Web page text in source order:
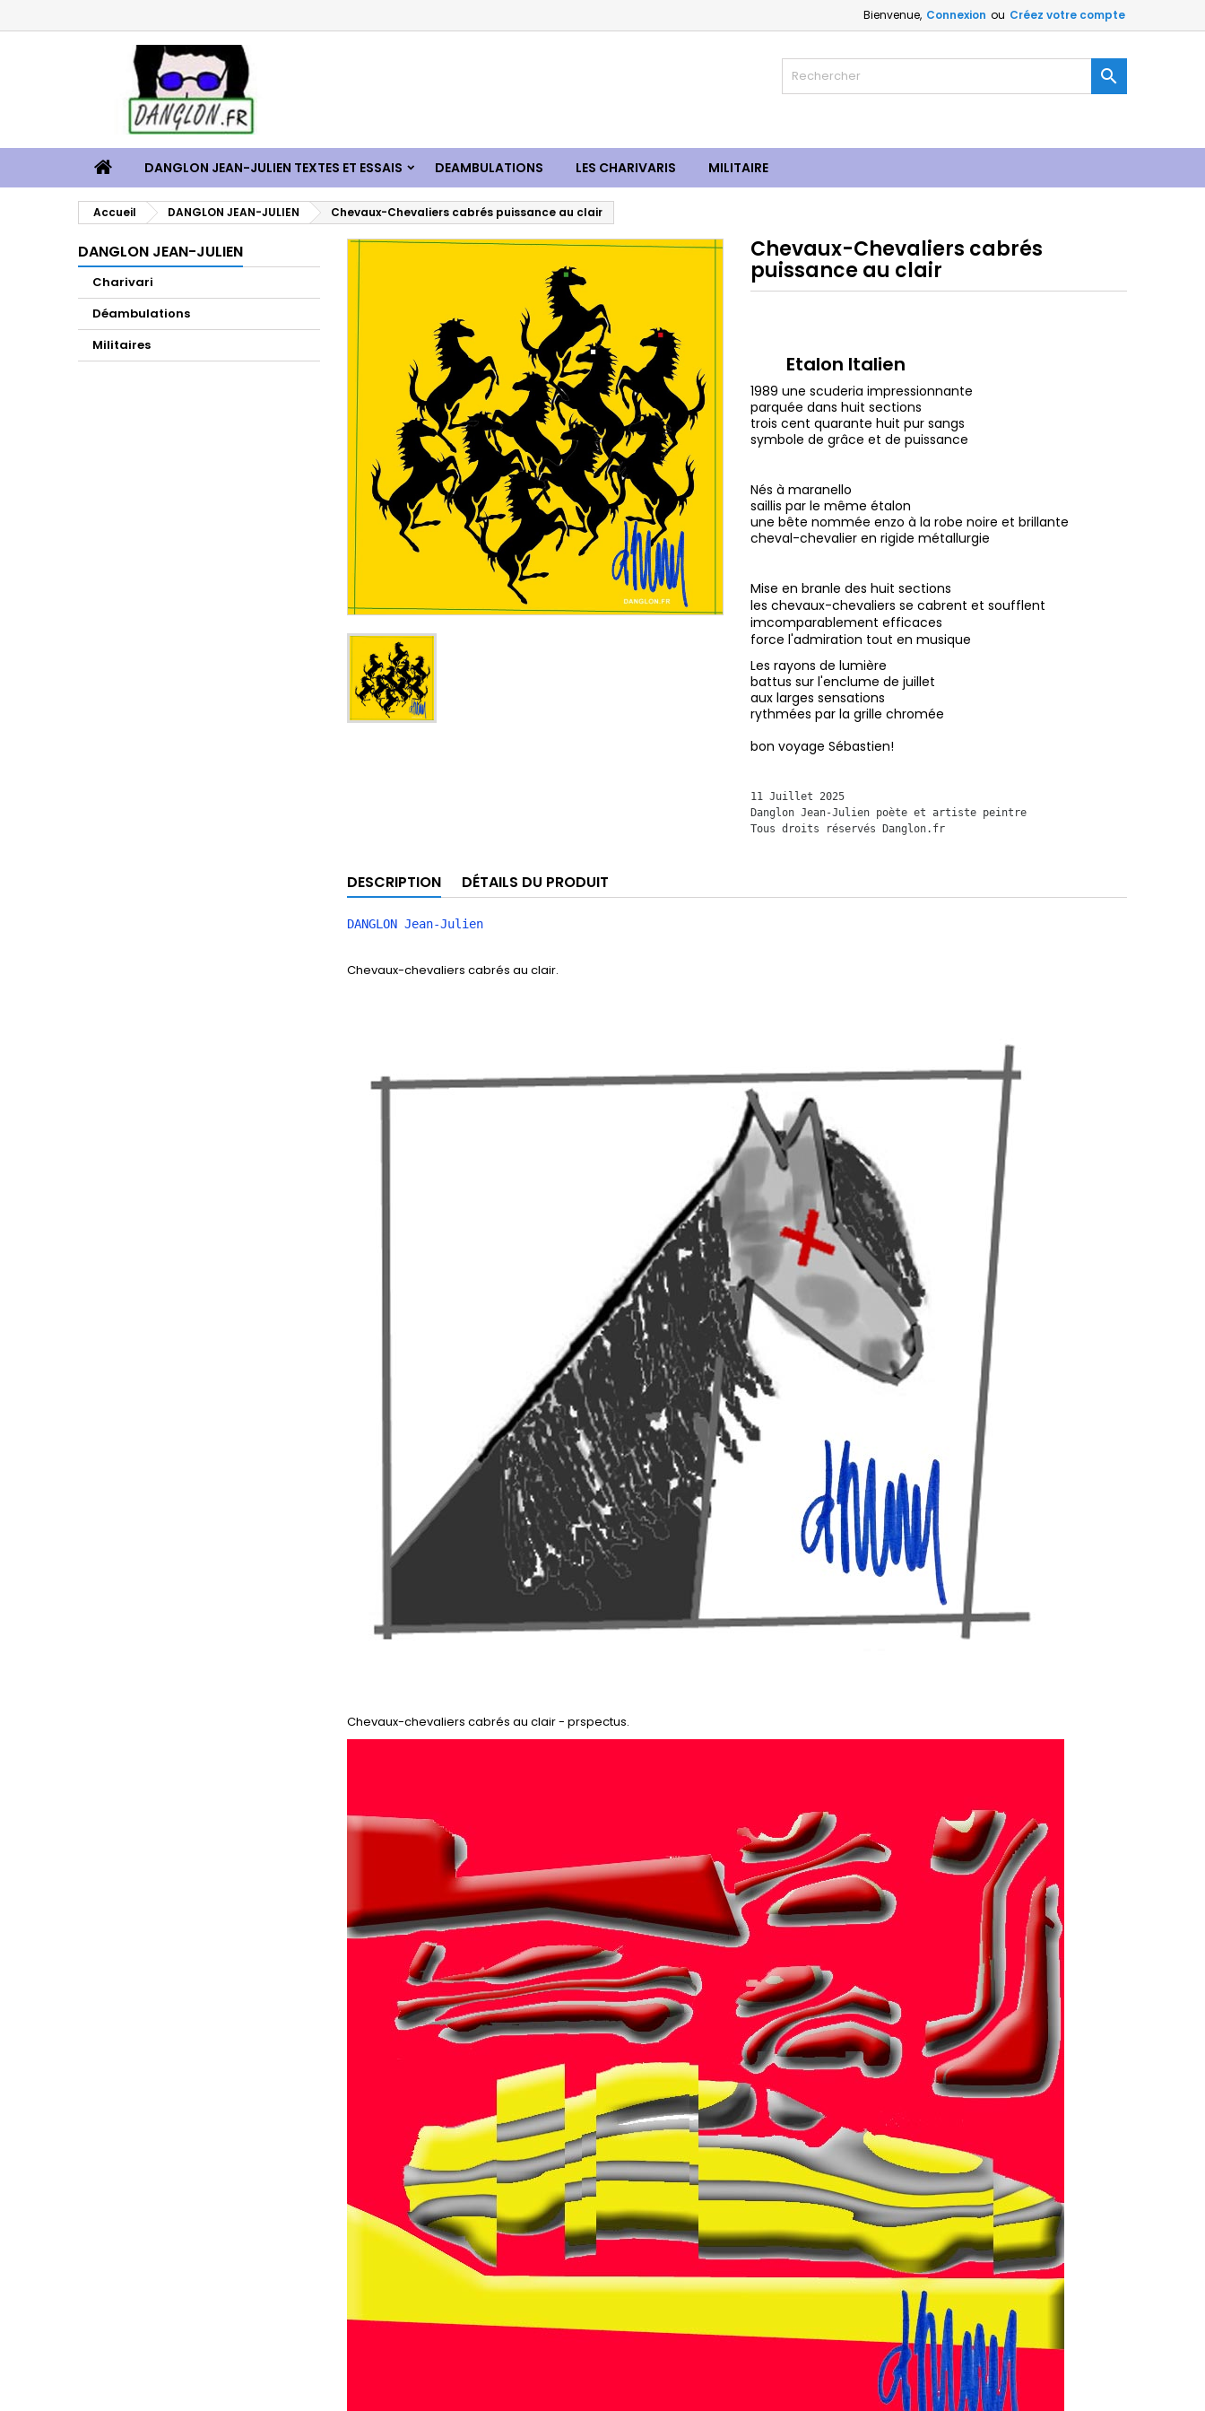
Bienvenue, Connexion ou Créez votre compte

DANGLON JEAN-JULIEN TEXTES ET ESSAIS DEAMBULATIONS LES CHARIVARIS MILITAIRE
Accueil DANGLON JEAN-JULIEN Chevaux-Chevaliers cabrés puissance au clair
DANGLON JEAN-JULIEN
Charivari
Déambulations
Militaires
Chevaux-Chevaliers cabrés
puissance au clair
Etalon Italien
1989 une scuderia impressionnante
parquée dans huit sections
trois cent quarante huit pur sangs
symbole de grâce et de puissance
Nés à maranello
saillis par le même étalon
une bête nommée enzo à la robe noire et brillante
cheval-chevalier en rigide métallurgie
Mise en branle des huit sections
les chevaux-chevaliers se cabrent et soufflent
imcomparablement efficaces
force l'admiration tout en musique
Les rayons de lumière
battus sur l'enclume de juillet
aux larges sensations
rythmées par la grille chromée
bon voyage Sébastien!
11 Juillet 2025
Danglon Jean-Julien poète et artiste peintre
Tous droits réservés Danglon.fr
DESCRIPTION DÉTAILS DU PRODUIT
DANGLON Jean-Julien
Chevaux-chevaliers cabrés au clair.
Chevaux-chevaliers cabrés au clair - prspectus.